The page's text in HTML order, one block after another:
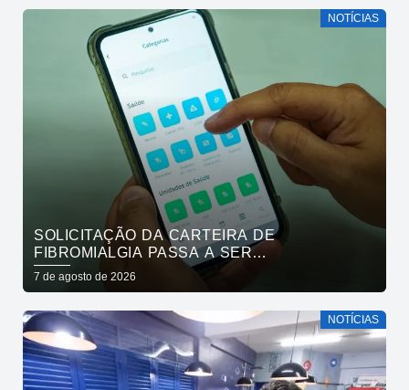
NOTÍCIAS
SOLICITAÇÃO DA CARTEIRA DE
FIBROMIALGIA PASSA A SER
EXCLUSIVAMENTE PELO APLICATIVO JOÃO
PESSOA NA PALMA DA MÃO
7 de agosto de 2026
NOTÍCIAS